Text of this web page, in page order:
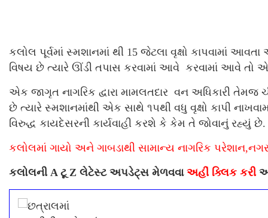
કલોલ પૂર્વમાં સ્મશાનમાં થી 15 જેટલા વૃક્ષો કાપવામાં
વિષય છે ત્યારે ઊંડી તપાસ કરવામાં આવે કરવામાં આવે તો
એક જાગૃત નાગરિક દ્વારા મામલતદાર વન અધિકારી તેમજ
છે ત્યારે સ્મશાનમાંથી એક સાથે ૧૫થી વધુ વૃક્ષો કાપી
વિરુદ્ધ કાયદેસરની કાર્યવાહી કરશે કે કેમ તે જોવાનું રહ્યું છે.
કલોલમાં ગાયો અને ગાબડાથી સામાન્ય નાગરિક
કલોલની A ટૂ Z લેટેસ્ટ અપડેટ્સ મેળવવા અહીં ક્લિક કરી